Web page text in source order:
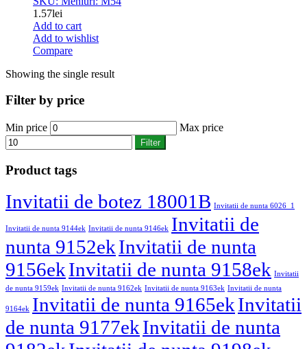
1.57lei
Add to cart
Add to wishlist
Compare
Showing the single result
Filter by price
Min price Max price
Filter
Product tags
Invitatii de botez 18001B Invitatii de nunta 6026_1
Invitatii de nunta 9144ek Invitatii de nunta 9146ek Invitatii de
nunta 9152ekInvitatii de nunta
9156ekInvitatii de nunta 9158ek Invitatii
de nunta 9159ek Invitatii de nunta 9162ek Invitatii de nunta 9163ek Invitatii de nunta
9164ek Invitatii de nunta 9165ekInvitatii
de nunta 9177ekInvitatii de nunta